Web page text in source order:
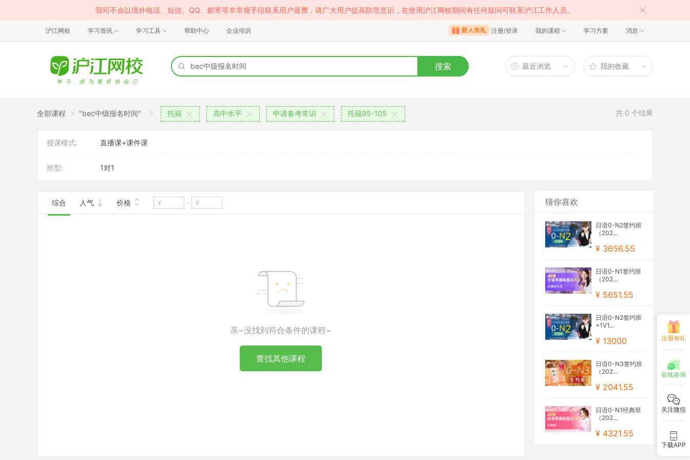
我司不会以境外电话、短信、QQ、邮寄等非常规手段联系用户退费，请广大用户提高防范意识，在使用沪江网校期间有任何疑问可联系沪江工作人员。
沪江网校 学习资讯 学习工具 帮助中心 企业培训 注册/登录 我的课程 学习方案 消息
搜索 最近浏览 我的收藏
全部课程 "bec中级报名时间" 托福 高中水平 申请备考常识 托福95-105 共 0 个结果
授课模式: 直播课+课件课
班型: 1对1
综合 人气 价格 -
亲~没找到符合条件的课程~
查找其他课程
猜你喜欢
日语0-N2签约班
（202...
¥ 3656.55
日语0-N1签约班
（202...
¥ 5651.55
日语0-N2签约班
+1V1...
¥ 13000
日语0-N3签约班
（202...
¥ 2041.55
日语0-N1经典班
（202...
¥ 4321.55
注册有礼
在线咨询
关注微信
下载APP